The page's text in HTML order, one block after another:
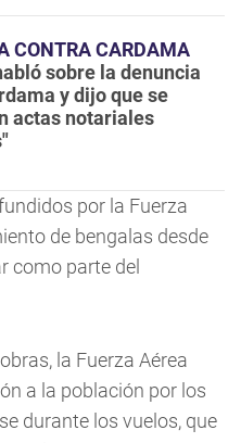
CONTRA CARDAMA
sobre la denuncia
y dijo que se
actas notariales
por la Fuerza
de bengalas desde
como parte del
la Fuerza Aérea
a la población por los
durante los vuelos, que